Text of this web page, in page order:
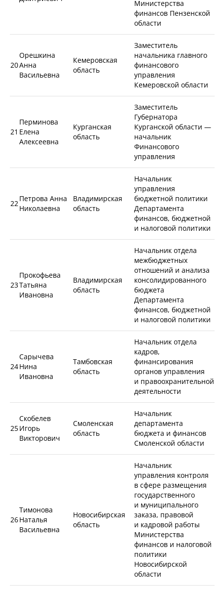
Министерства
финансов Пензенской
области
20
Орешкина
Анна
Васильевна
Кемеровская
область
Заместитель
начальника главного
финансового
управления
Кемеровской области
21
Перминова
Елена
Алексеевна
Курганская
область
Заместитель
Губернатора
Курганской области —
начальник
Финансового
управления
22
Петрова Анна
Николаевна
Владимирская
область
Начальник
управления
бюджетной политики
Департамента
финансов, бюджетной
и налоговой политики
23
Прокофьева
Татьяна
Ивановна
Владимирская
область
Начальник отдела
межбюджетных
отношений и анализа
консолидированного
бюджета
Департамента
финансов, бюджетной
и налоговой политики
24
Сарычева
Нина
Ивановна
Тамбовская
область
Начальник отдела
кадров,
финансирования
органов управления
и правоохранительной
деятельности
25
Скобелев
Игорь
Викторович
Смоленская
область
Начальник
департамента
бюджета и финансов
Смоленской области
26
Тимонова
Наталья
Васильевна
Новосибирская
область
Начальник
управления контроля
в сфере размещения
государственного
и муниципального
заказа, правовой
и кадровой работы
Министерства
финансов и налоговой
политики
Новосибирской
области